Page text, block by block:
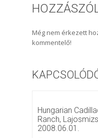
Még nem érkezett
kommentelő!
Hungarian
Ranch,
2008.06.01.